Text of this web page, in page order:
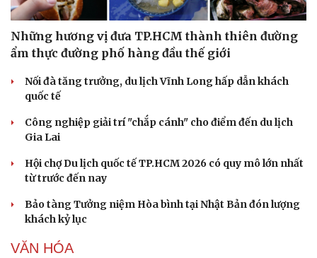
Ăn sạch sống khỏe
Những hương vị đưa TP.HCM thành thiên đường
ẩm thực đường phố hàng đầu thế giới
Nối đà tăng trưởng, du lịch Vĩnh Long hấp dẫn khách
quốc tế
Công nghiệp giải trí "chắp cánh" cho điểm đến du lịch
Gia Lai
Hội chợ Du lịch quốc tế TP.HCM 2026 có quy mô lớn nhất
từ trước đến nay
Bảo tàng Tưởng niệm Hòa bình tại Nhật Bản đón lượng
khách kỷ lục
VĂN HÓA